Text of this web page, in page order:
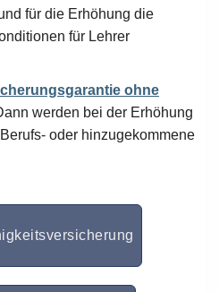
für die Erhöhung die
für Lehrer
ohne
werden bei der Erhöhung
oder hinzugekommene